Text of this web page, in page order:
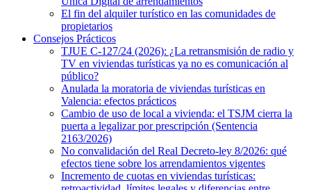
El fin del alquiler turístico en las comunidades de
propietarios
Consejos Prácticos
TJUE C-127/24 (2026): ¿La retransmisión de radio y
TV en viviendas turísticas ya no es comunicación al
público?
Anulada la moratoria de viviendas turísticas en
Valencia: efectos prácticos
Cambio de uso de local a vivienda: el TSJM cierra la
puerta a legalizar por prescripción (Sentencia
2163/2026)
No convalidación del Real Decreto-ley 8/2026: qué
efectos tiene sobre los arrendamientos vigentes
Incremento de cuotas en viviendas turísticas: